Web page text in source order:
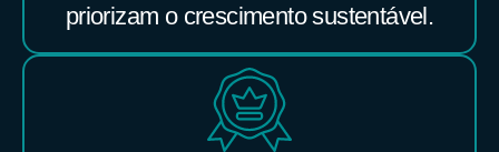
priorizam o crescimento sustentável.